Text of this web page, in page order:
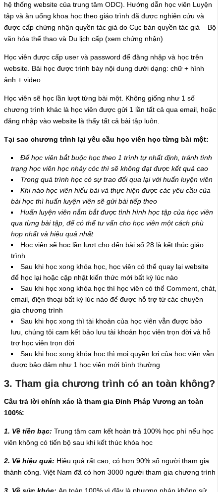
hệ thống website của trung tâm ODC). Hướng dẫn học viên Luyện
tập và ăn uống khoa học theo giáo trình đã được nghiên cứu và
được cấp chứng nhận quyền tác giả do Cục bản quyền tác giả – Bộ
văn hóa thể thao và Du lịch cấp (xem chứng nhận)
Học viên được cấp user và password để đăng nhập và học trên
website. Bài học được trình bày nội dung dưới dạng: chữ + hình
ảnh + video
Học viên sẽ học lần lượt từng bài một. Không giống như 1 số
chương trình khác là học viên được gửi 1 lần tất cả qua email, hoặc
đăng nhập vào website là thấy tất cả bài tập luôn.
Tại sao chương trình lại yêu cầu học viên học từng bài một:
Để học viên bắt buộc học theo 1 trình tự nhất định, tránh tình
trạng học viên học nhảy cóc thì sẽ không đạt được kết quả cao
Trong quá trình học có sự trao đổi qua lại với huấn luyện viên
Khi nào học viên hiểu bài và thực hiện được các yêu cầu của
bài học thì huấn luyện viên sẽ gửi bài tiếp theo
Huấn luyện viên nắm bắt được tình hình học tập của học viên
qua từng bài tập, để có thể tư vấn cho học viên một cách phù
hợp nhất và hiệu quả nhất
Học viên sẽ học lần lượt cho đến bài số 28 là kết thúc giáo
trình
Sau khi học xong khóa học, học viên có thể quay lại website
để học lại hoặc cập nhật kiến thức mới bất kỳ lúc nào
Sau khi học xong khóa học thì học viên có thể Comment, chát,
email, điện thoại bất kỳ lúc nào để được hỗ trợ từ các chuyên
gia chương trình
Sau khi học xong thì tài khoản của học viên vẫn được bảo
lưu, chúng tôi cam kết bảo lưu tài khoản học viên trọn đời và hỗ
trợ học viên trọn đời
Sau khi học xong khóa học thì mọi quyền lợi của học viên vẫn
được bảo đảm như 1 học viên mới bình thường
3. Tham gia chương trình có an toàn không?
Câu trả lời chính xác là tham gia Đỉnh Pháp Vương an toàn
100%:
1. Về tiền bạc: Trung tâm cam kết hoàn trả 100% học phí nếu học
viên không có tiến bộ sau khi kết thúc khóa học
2. Về hiệu quả: Hiệu quả rất cao, có hơn 90% số người tham gia
thành công. Việt Nam đã có hơn 3000 người tham gia chương trình